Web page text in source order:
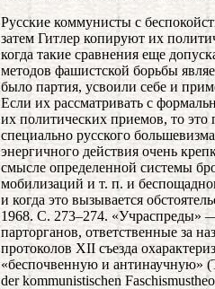
Русские коммунисты с
затем Гитлер копируют их
когда такие сравнения еще
методов фашистской борьбы
было партия, усвоили себе и
Если их рассматривать с
их политических приемов, то
специально русского
энергичного действия очень
смысле определенной системы
мобилизаций и т. п. и
и когда это вызывается
1968. С. 273–274. «Учраспреды»
парторганов, ответственные за
протоколов XII съезда
«беспочвенную и антинаучную»
der kommunistischen